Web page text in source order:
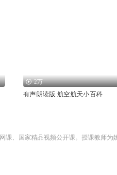
2万
有声朗读版 航空航天小百科